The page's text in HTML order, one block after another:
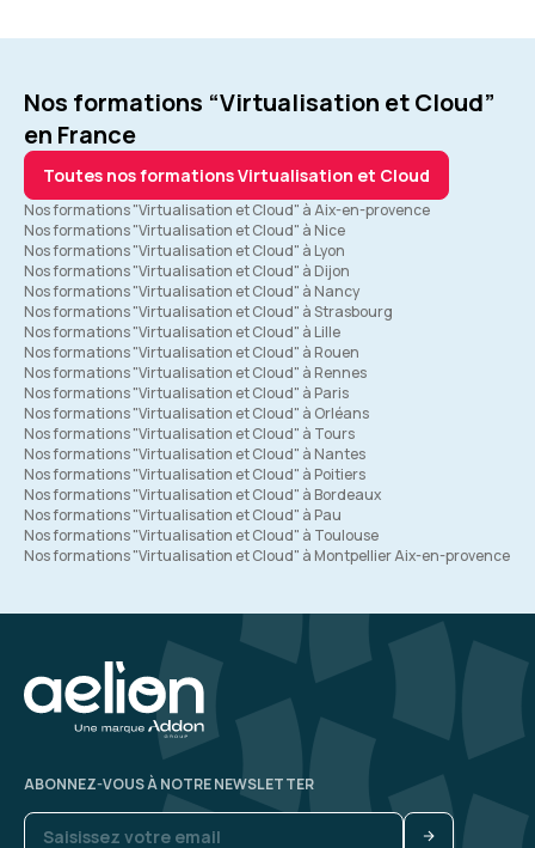
Nos formations “Virtualisation et Cloud”
en France
Toutes nos formations Virtualisation et Cloud
Nos formations "Virtualisation et Cloud" à Aix-en-provence
Nos formations "Virtualisation et Cloud" à Nice
Nos formations "Virtualisation et Cloud" à Lyon
Nos formations "Virtualisation et Cloud" à Dijon
Nos formations "Virtualisation et Cloud" à Nancy
Nos formations "Virtualisation et Cloud" à Strasbourg
Nos formations "Virtualisation et Cloud" à Lille
Nos formations "Virtualisation et Cloud" à Rouen
Nos formations "Virtualisation et Cloud" à Rennes
Nos formations "Virtualisation et Cloud" à Paris
Nos formations "Virtualisation et Cloud" à Orléans
Nos formations "Virtualisation et Cloud" à Tours
Nos formations "Virtualisation et Cloud" à Nantes
Nos formations "Virtualisation et Cloud" à Poitiers
Nos formations "Virtualisation et Cloud" à Bordeaux
Nos formations "Virtualisation et Cloud" à Pau
Nos formations "Virtualisation et Cloud" à Toulouse
Nos formations "Virtualisation et Cloud" à Montpellier Aix-en-provence
ABONNEZ-VOUS À NOTRE NEWSLETTER